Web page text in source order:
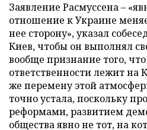
Заявление Расмуссена –
отношение к Украине
нее сторону», указал
Киев, чтобы он выполнял
вообще признание того, что
ответственности лежит на
же перемену этой
точно устала, поскольку
реформами, развитием
общества явно не тот, на